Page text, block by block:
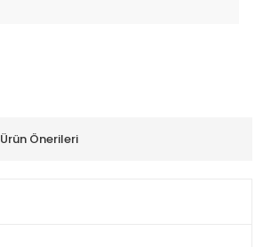
Ürün Önerileri